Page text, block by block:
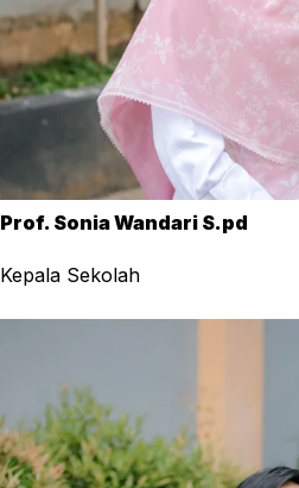
Prof. Sonia Wandari S.pd
Kepala Sekolah